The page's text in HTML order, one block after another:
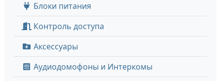
Блоки питания
Контроль доступа
Аксессуары
Аудиодомофоны и Интеркомы